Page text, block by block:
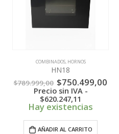
precio
$800.849,00.
COMBINADOS, HORNOS
HN18
$789.999,00 El
precio
original
era:
$789.999,00.
$750.499,00
Precio sin IVA -
$620.247,11
Hay existencias
AÑADIR AL CARRITO